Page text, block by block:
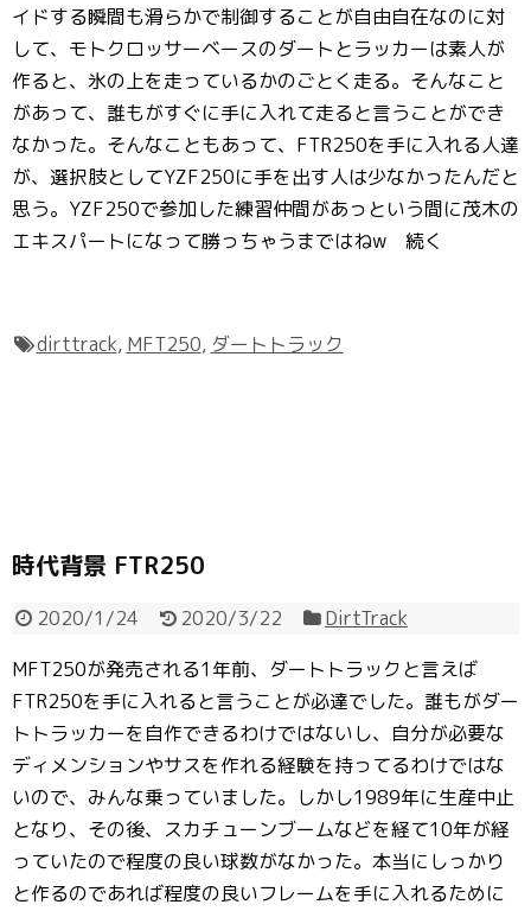
イドする瞬間も滑らかで制御することが自由自在なのに対
して、モトクロッサーベースのダートとラッカーは素人が
作ると、氷の上を走っているかのごとく走る。そんなこと
があって、誰もがすぐに手に入れて走ると言うことができ
なかった。そんなこともあって、FTR250を手に入れる人達
が、選択肢としてYZF250に手を出す人は少なかったんだと
思う。YZF250で参加した練習仲間があっという間に茂木の
エキスパートになって勝っちゃうまではねw 続く
dirttrack, MFT250, ダートトラック
時代背景 FTR250
2020/1/24 2020/3/22
DirtTrack
MFT250が発売される1年前、ダートトラックと言えば
FTR250を手に入れると言うことが必達でした。誰もがダー
トトラッカーを自作できるわけではないし、自分が必要な
ディメンションやサスを作れる経験を持ってるわけではな
いので、みんな乗っていました。しかし1989年に生産中止
となり、その後、スカチューンブームなどを経て10年が経
っていたので程度の良い球数がなかった。本当にしっかり
と作るのであれば程度の良いフレームを手に入れるために